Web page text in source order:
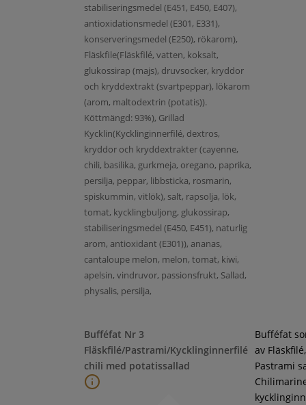
stabiliseringsmedel (E451, E450, E407),
antioxidationsmedel (E301, E331),
konserveringsmedel (E250), rökarom),
Fläskfile(Fläskfilé, vatten, koksalt,
glukossirap (majs), druvsocker, kryddor
och kryddextrakt (svartpeppar), lökarom
(arom, maltodextrin (potatis)).
Köttmängd: 93%), Grillad
Kycklin(Kycklinginnerfilé, dextros,
kryddor och kryddextrakter (cayenne,
chili, basilika, gurkmeja, oregano, paprika,
persilja, peppar, libbsticka, rosmarin,
spiskummin, vitlök), salt, rapsolja, lök,
tomat, kycklingbuljong, glukossirap,
stabiliseringsmedel (E450, E451), naturlig
arom, antioxidant (E301)), ananas,
cantaloupe melon, melon, tomat, kiwi,
apelsin, vindruvor, passionsfrukt, Sallad,
physalis, persilja,
Bufféfat Nr 3
Fläskfilé/Pastrami/Kycklinginnerfilé
chili med potatissallad
Bufféfat
av Fläskfilé,
Pastrami